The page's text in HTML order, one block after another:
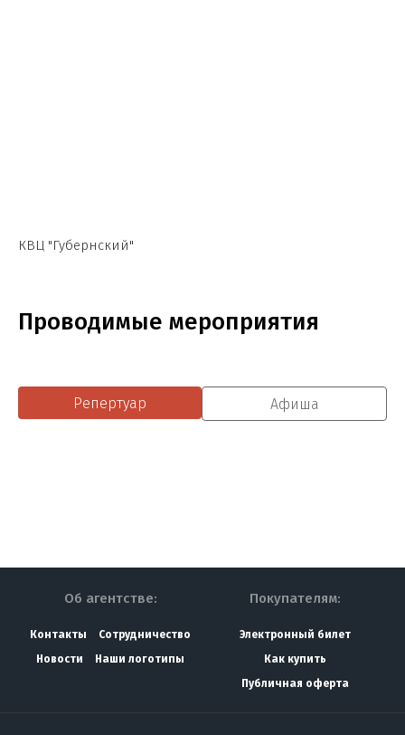
КВЦ "Губернский"
Проводимые мероприятия
Репертуар Афиша
Об агентстве:
Контакты
Сотрудничество
Новости
Наши логотипы
Покупателям:
Электронный билет
Как купить
Публичная оферта